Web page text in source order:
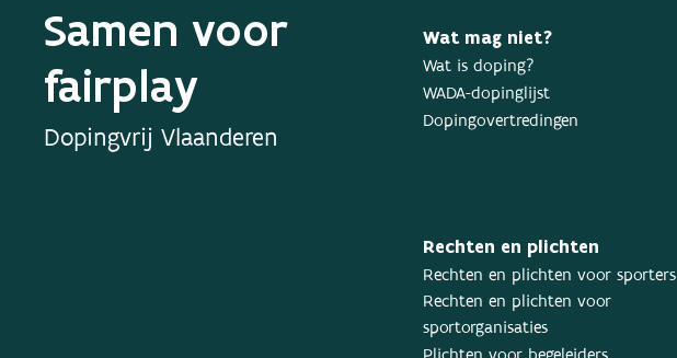
Samen voor
fairplay
Dopingvrij Vlaanderen
Wat mag niet?
Wat is doping?
WADA-dopinglijst
Dopingovertredingen
Rechten en plichten
Rechten en plichten voor sporters
Rechten en plichten voor
sportorganisaties